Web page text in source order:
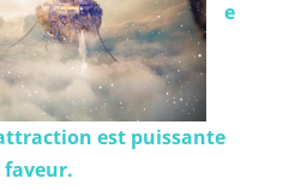
e
est puissante
faveur.